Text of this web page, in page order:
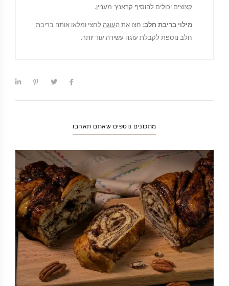
קצוצים יכולים להוסיף קראנץ' מעניין.
מילוי בריבת חלב: חצו את העוגה לחצי ומלאו אותה בריבת
חלב נוספת לקבלת עוגה עשירה עוד יותר.
מתכונים נוספים שאתם תאהבו